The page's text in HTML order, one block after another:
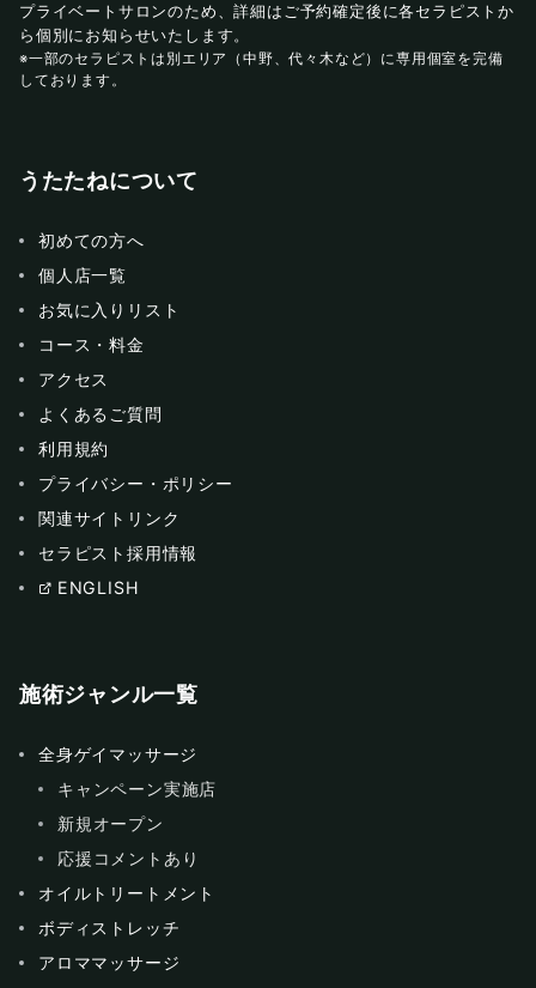
プライベートサロンのため、詳細はご予約確定後に各セラピストか
ら個別にお知らせいたします。
※一部のセラピストは別エリア（中野、代々木など）に専用個室を完備
しております。
うたたねについて
初めての方へ
個人店一覧
お気に入りリスト
コース・料金
アクセス
よくあるご質問
利用規約
プライバシー・ポリシー
関連サイトリンク
セラピスト採用情報
ENGLISH
施術ジャンル一覧
全身ゲイマッサージ
キャンペーン実施店
新規オープン
応援コメントあり
オイルトリートメント
ボディストレッチ
アロママッサージ